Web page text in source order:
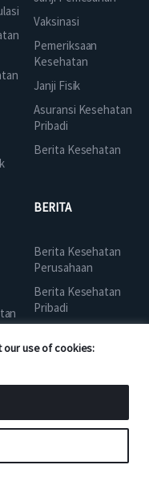
our use of cookies:
Vaksinasi
Pemeriksaan
Kesehatan
Janji Fisik
Asuransi Kesehatan
Pribadi
Berita Kesehatan
BERITA
Berita Kesehatan
Perusahaan
Berita Kesehatan
Pribadi
Pusat Layanan
Kebijakan Privasi